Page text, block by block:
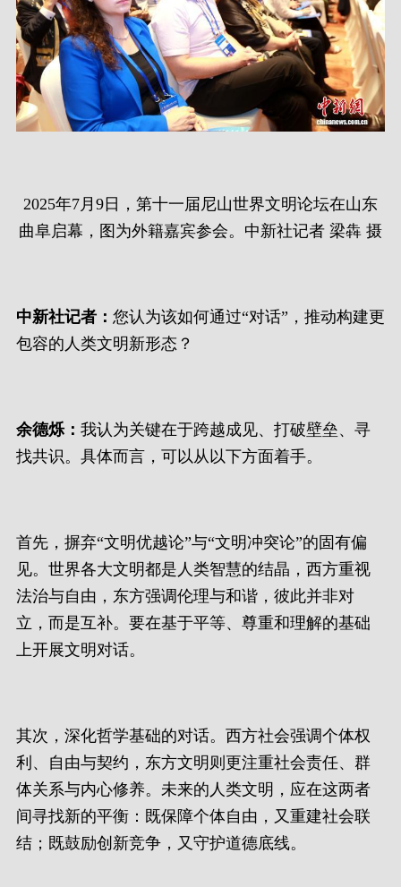
2025年7月9日，第十一届尼山世界文明论坛在山东
曲阜启幕，图为外籍嘉宾参会。中新社记者 梁犇 摄
中新社记者： 您认为该如何通过“对话”，推动构建更
包容的人类文明新形态？
余德烁： 我认为关键在于跨越成见、打破壁垒、寻
找共识。具体而言，可以从以下方面着手。
首先，摒弃“文明优越论”与“文明冲突论”的固有偏
见。世界各大文明都是人类智慧的结晶，西方重视
法治与自由，东方强调伦理与和谐，彼此并非对
立，而是互补。要在基于平等、尊重和理解的基础
上开展文明对话。
其次，深化哲学基础的对话。西方社会强调个体权
利、自由与契约，东方文明则更注重社会责任、群
体关系与内心修养。未来的人类文明，应在这两者
间寻找新的平衡：既保障个体自由，又重建社会联
结；既鼓励创新竞争，又守护道德底线。